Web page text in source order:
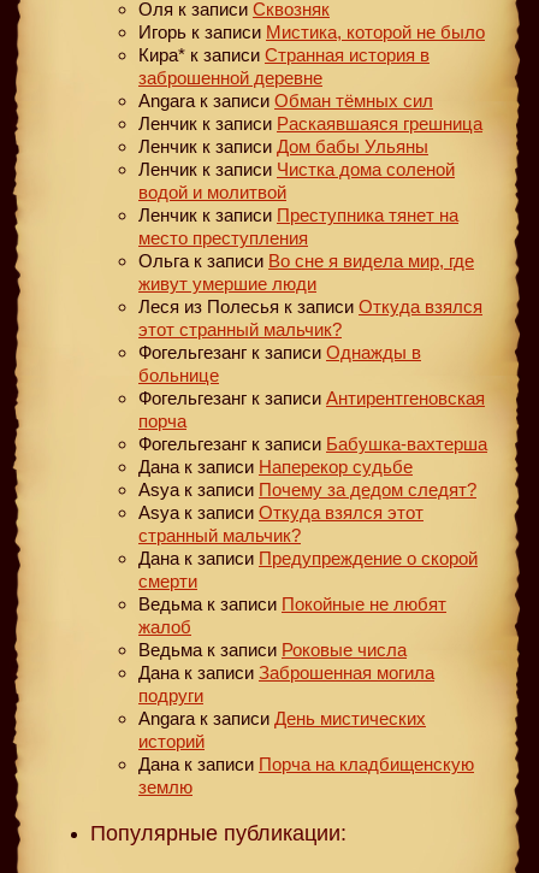
Оля к записи Сквозняк
Игорь к записи Мистика, которой не было
Кира* к записи Странная история в
заброшенной деревне
Angara к записи Обман тёмных сил
Ленчик к записи Раскаявшаяся грешница
Ленчик к записи Дом бабы Ульяны
Ленчик к записи Чистка дома соленой
водой и молитвой
Ленчик к записи Преступника тянет на
место преступления
Ольга к записи Во сне я видела мир, где
живут умершие люди
Леся из Полесья к записи Откуда взялся
этот странный мальчик?
Фогельгезанг к записи Однажды в
больнице
Фогельгезанг к записи Антирентгеновская
порча
Фогельгезанг к записи Бабушка-вахтерша
Дана к записи Наперекор судьбе
Asya к записи Почему за дедом следят?
Asya к записи Откуда взялся этот
странный мальчик?
Дана к записи Предупреждение о скорой
смерти
Ведьма к записи Покойные не любят
жалоб
Ведьма к записи Роковые числа
Дана к записи Заброшенная могила
подруги
Angara к записи День мистических
историй
Дана к записи Порча на кладбищенскую
землю
Популярные публикации: